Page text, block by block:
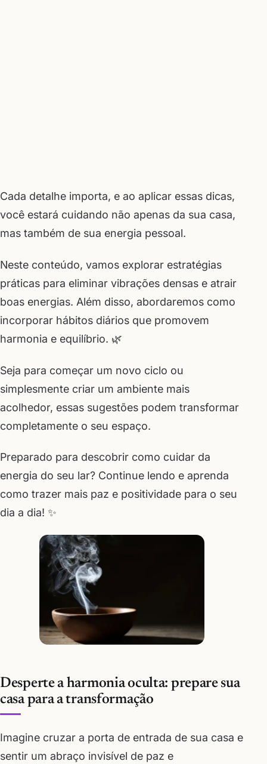
Cada detalhe importa, e ao aplicar essas dicas,
você estará cuidando não apenas da sua casa,
mas também de sua energia pessoal.
Neste conteúdo, vamos explorar estratégias
práticas para eliminar vibrações densas e atrair
boas energias. Além disso, abordaremos como
incorporar hábitos diários que promovem
harmonia e equilíbrio. 🌿
Seja para começar um novo ciclo ou
simplesmente criar um ambiente mais
acolhedor, essas sugestões podem transformar
completamente o seu espaço.
Preparado para descobrir como cuidar da
energia do seu lar? Continue lendo e aprenda
como trazer mais paz e positividade para o seu
dia a dia! ✨
Desperte a harmonia oculta: prepare sua
casa para a transformação
Imagine cruzar a porta de entrada de sua casa e
sentir um abraço invisível de paz e